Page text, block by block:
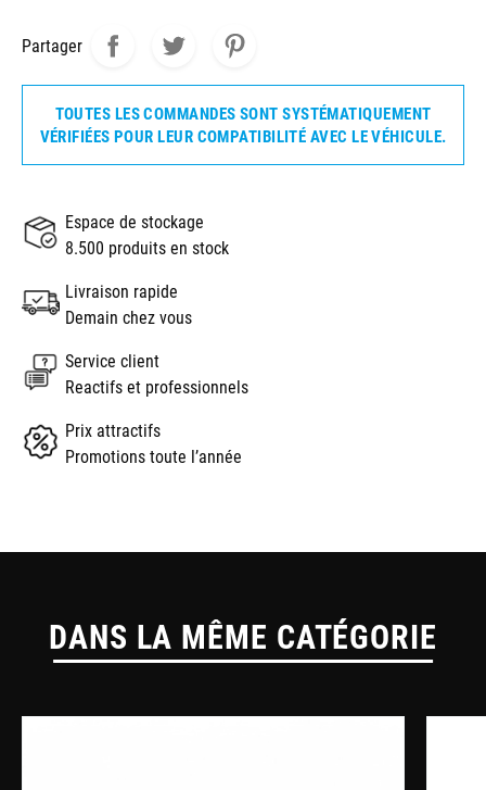
Partager
TOUTES LES COMMANDES SONT SYSTÉMATIQUEMENT
VÉRIFIÉES POUR LEUR COMPATIBILITÉ AVEC LE VÉHICULE.
Espace de stockage
8.500 produits en stock
Livraison rapide
Demain chez vous
Service client
Reactifs et professionnels
Prix attractifs
Promotions toute l’année
DANS LA MÊME CATÉGORIE